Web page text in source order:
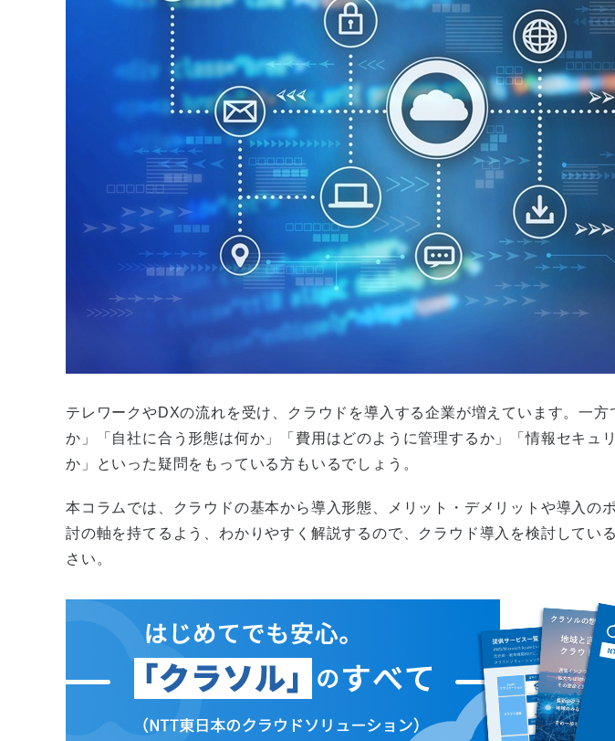
テレワークやDXの流れを受け、クラウドを導入する企業が増えています。一方
か」「自社に合う形態は何か」「費用はどのように管理するか」「情報セキュ
か」といった疑問をもっている方もいるでしょう。
本コラムでは、クラウドの基本から導入形態、メリット・デメリットや導入の
討の軸を持てるよう、わかりやすく解説するので、クラウド導入を検討してい
さい。